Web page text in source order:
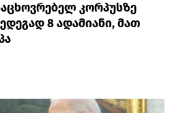
კორპუსზე
8 ადამიანი, მათ